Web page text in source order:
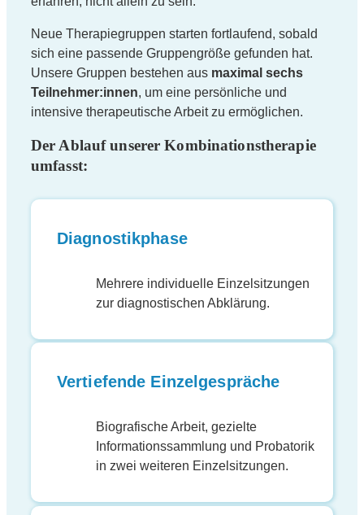
Neue Therapiegruppen starten fortlaufend, sobald
sich eine passende Gruppengröße gefunden hat.
Unsere Gruppen bestehen aus maximal sechs
Teilnehmer:innen, um eine persönliche und
intensive therapeutische Arbeit zu ermöglichen.
Der Ablauf unserer Kombinationstherapie
umfasst:
Diagnostikphase
Mehrere individuelle Einzelsitzungen
zur diagnostischen Abklärung.
Vertiefende Einzelgespräche
Biografische Arbeit, gezielte
Informationssammlung und Probatorik
in zwei weiteren Einzelsitzungen.